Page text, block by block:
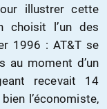
illustrer cette
choisit l’un des
1996 : AT&T se
au moment d’un
recevait 14
l’économiste,